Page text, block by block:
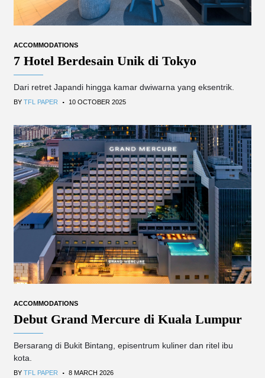
ACCOMMODATIONS
7 Hotel Berdesain Unik di Tokyo
Dari retret Japandi hingga kamar dwiwarna yang eksentrik.
BY TFL PAPER . 10 OCTOBER 2025
ACCOMMODATIONS
Debut Grand Mercure di Kuala Lumpur
Bersarang di Bukit Bintang, episentrum kuliner dan ritel ibu
kota.
BY TFL PAPER . 8 MARCH 2026